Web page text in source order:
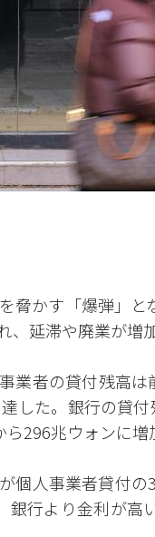
脅かす「爆弾」と
延滞や廃業が増
業者の貸付残高
した。銀行の貸
296兆ウォンに増
個人事業者貸付
行より金利が高